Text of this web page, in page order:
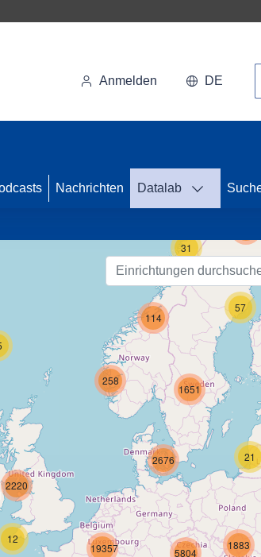
Anmelden DE
Nachrichten Datalab
.
31
57
12
2220
21
114
258
1651
1883
2676
5804
19357